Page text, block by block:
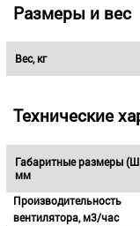
Размеры и вес
Вес, кг
Технические
Габаритные размеры (Ш
мм
Производительность
вентилятора, м3/час